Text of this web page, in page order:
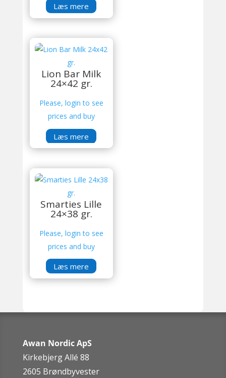
Læs mere
Lion Bar Milk
24×42 gr.
Please, login to see
prices and buy
Læs mere
Smarties Lille
24×38 gr.
Please, login to see
prices and buy
Læs mere
Awan Nordic ApS
Kirkebjerg Allé 88
2605 Brøndbyvester